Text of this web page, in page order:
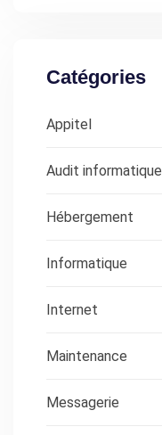
Catégories
Appitel
Audit informatique
Hébergement
Informatique
Internet
Maintenance
Messagerie